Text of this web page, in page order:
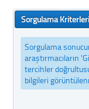
Sorgulama Kriterleri
Sorgulama
araştırmacıların
tercihler
bilgileri